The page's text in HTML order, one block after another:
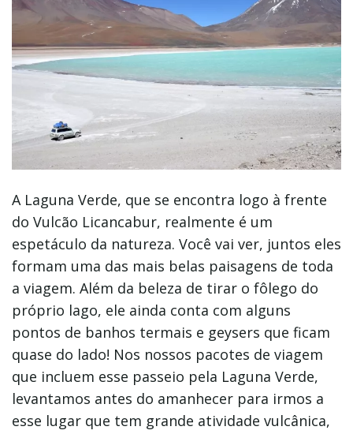
A Laguna Verde, que se encontra logo à frente
do Vulcão Licancabur, realmente é um
espetáculo da natureza. Você vai ver, juntos eles
formam uma das mais belas paisagens de toda
a viagem. Além da beleza de tirar o fôlego do
próprio lago, ele ainda conta com alguns
pontos de banhos termais e geysers que ficam
quase do lado! Nos nossos pacotes de viagem
que incluem esse passeio pela Laguna Verde,
levantamos antes do amanhecer para irmos a
esse lugar que tem grande atividade vulcânica,